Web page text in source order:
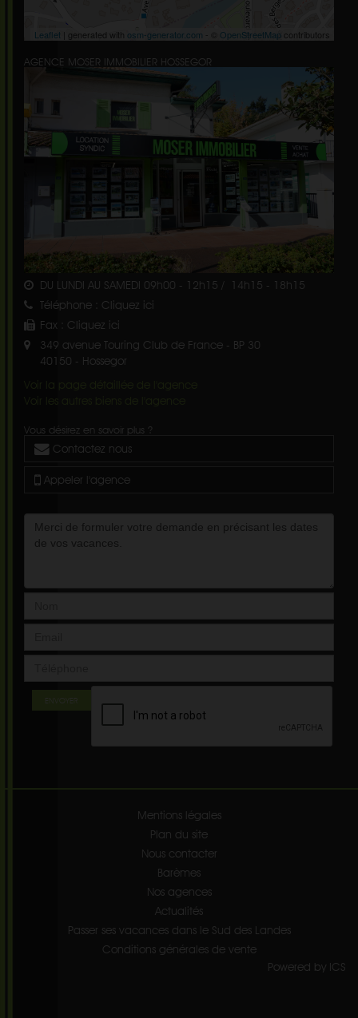
Leaflet | generated with osm-generator.com OpenStreetMap contributors
AGENCE MOSER IMMOBILIER HOSSEGOR
DU LUNDI AU SAMEDI 09h00 - 12h15 / 14h15 - 18h15
Téléphone : Cliquez ici
Fax : Cliquez ici
349 avenue Touring Club de France - BP 30
40150 - Hossegor
Voir la page détaillée de l'agence
Voir les autres biens de l'agence
Vous désirez en savoir plus ?
Contactez nous
Appeler l'agence
ENVOYER
Mentions légales
Plan du site
Nous contacter
Barèmes
Nos agences
Actualités
Passer ses vacances dans le Sud des Landes
Conditions générales de vente
Powered by ICS